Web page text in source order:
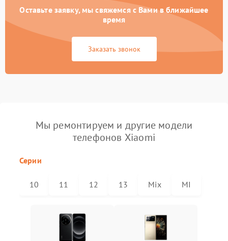
Оставьте заявку, мы свяжемся с Вами в ближайшее
время
Заказать звонок
Мы ремонтируем и другие модели
телефонов Xiaomi
Серии
10 11 12 13 Mix MI